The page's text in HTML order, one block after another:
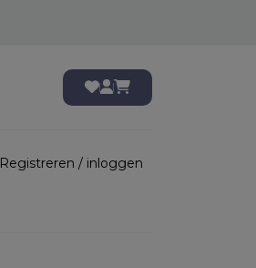
Registreren / inloggen